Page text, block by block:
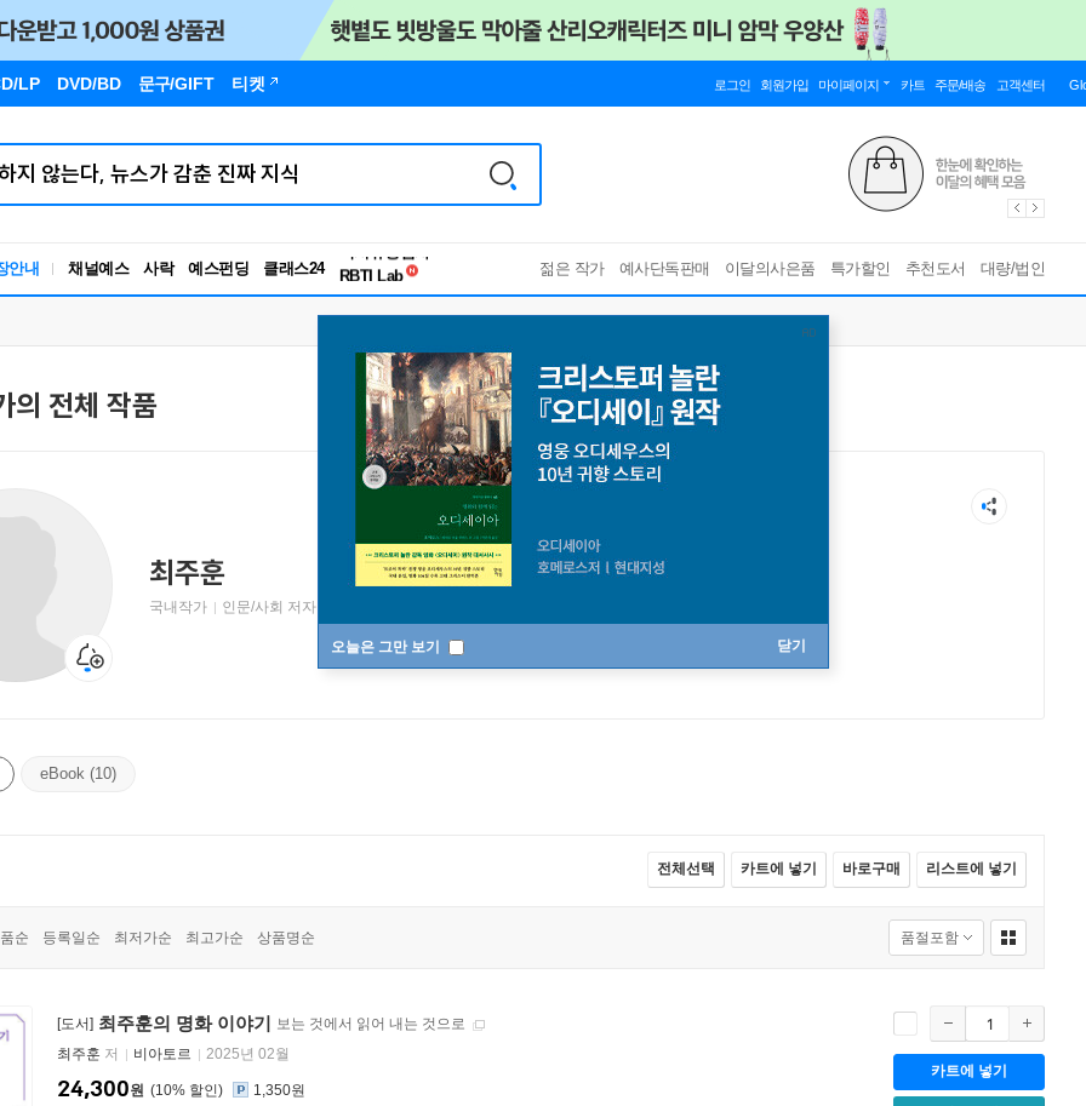
LP DVD/BD 문구/GIFT 티켓 로그인 회원가입 마이페이지 카트 주문/배송 고객센터
안내 채널예스 사락 예스펀딩 클래스24
RBTI Lab
독서유형검사
젊은 작가 예사단독판매 이달의사은품 특가할인 추천도서 대량/법인
오늘은 그만 보기 닫기
의 전체 작품
최주훈
국내작가 인문/사회 저자
eBook (10)
전체선택 카트에 넣기 바로구매 리스트에 넣기
순 등록일순 최저가순 최고가순 상품명순
[도서] 최주훈의 명화 이야기 보는 것에서 읽어 내는 것으로
최주훈 저 비아토르 2025년 02월
10%
24,300원
1,350원
카트에 넣기